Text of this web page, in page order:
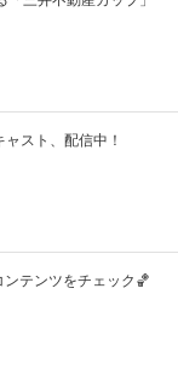
スト、配信中！
テンツをチェック🏀